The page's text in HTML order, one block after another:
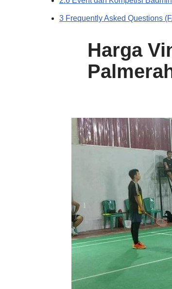
3 Frequently Asked Questions
Harga